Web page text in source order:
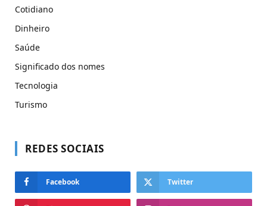
Cotidiano
Dinheiro
Saúde
Significado dos nomes
Tecnologia
Turismo
REDES SOCIAIS
Facebook Twitter